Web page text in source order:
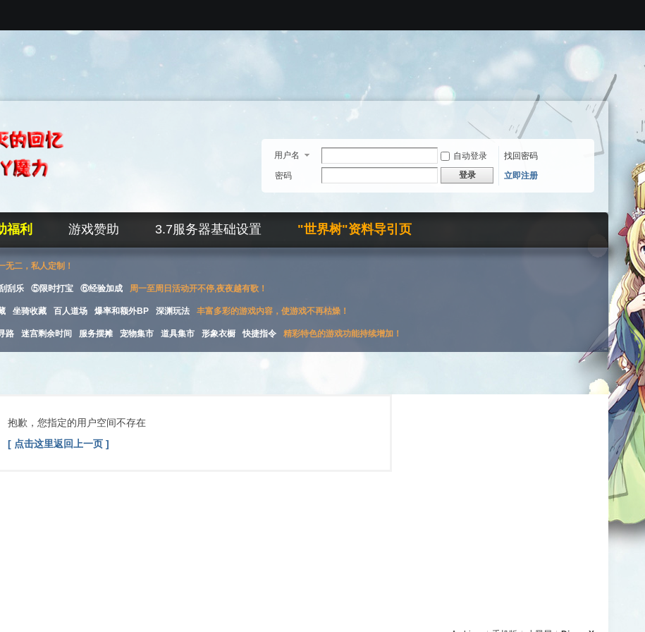
用户名 自动登录
找回密码
密码
登录 立即注册
福利 游戏赞助 3.7服务器基础设置 "世界树"资料导引页
无二，私人定制！
刮乐 ⑤限时打宝 ⑥经验加成 周一至周日活动开不停,夜夜越有歌！
坐骑收藏 百人道场 爆率和额外BP 深渊玩法 丰富多彩的游戏内容，使游戏不再枯燥！
路 迷宫剩余时间 服务摆摊 宠物集市 道具集市 形象衣橱 快捷指令 精彩特色的游戏功能持续增加！
抱歉，您指定的用户空间不存在
[ 点击这里返回上一页 ]